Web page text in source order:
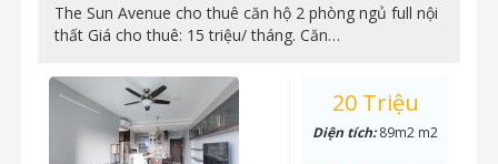
The Sun Avenue cho thuê căn hộ 2 phòng ngủ full nội
thất Giá cho thuê: 15 triệu/ tháng. Căn…
20 Triệu
Diện tích:89m2 m2